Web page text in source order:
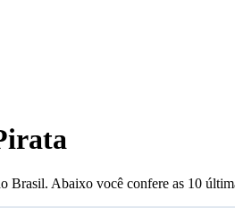
Brasil. Abaixo você confere as 10